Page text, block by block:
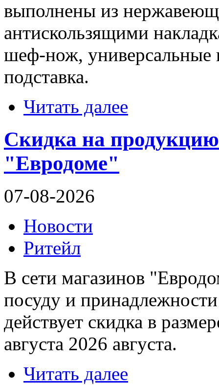
выполнены из
антискользящими
шеф-нож,
подставка.
Читать далее
Скидка на
"Евродоме"
07-08-2026
Новости
Ритейл
В сети магазинов
посуду и
действует скидка в
августа 2026 августа.
Читать далее